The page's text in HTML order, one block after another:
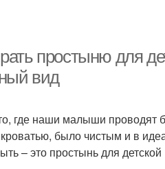
простыню для
вид
где наши малыши
кроватью, было чистым и в
– это простынь для детской